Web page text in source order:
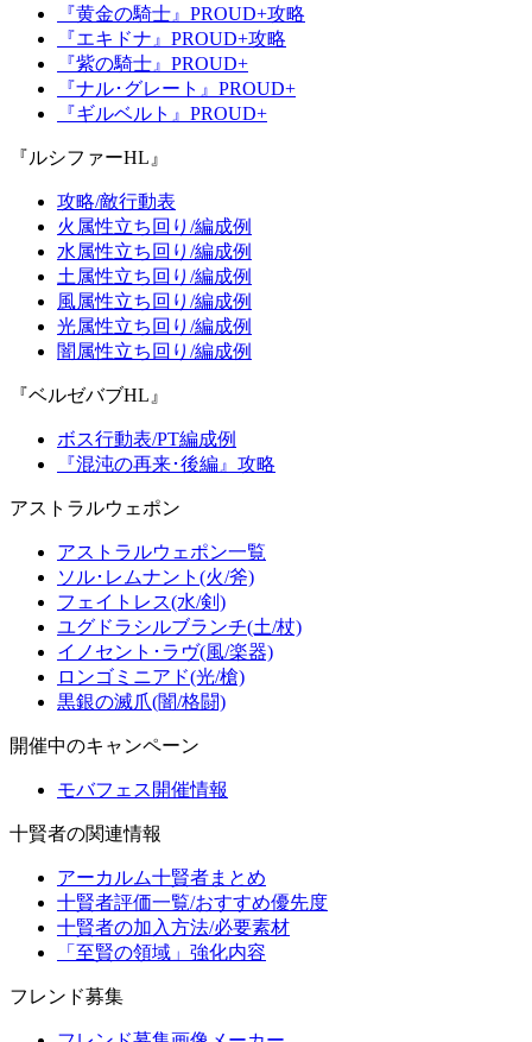
『黄金の騎士』PROUD+攻略
『エキドナ』PROUD+攻略
『紫の騎士』PROUD+
『ナル･グレート』PROUD+
『ギルベルト』PROUD+
『ルシファーHL』
攻略/敵行動表
火属性立ち回り/編成例
水属性立ち回り/編成例
土属性立ち回り/編成例
風属性立ち回り/編成例
光属性立ち回り/編成例
闇属性立ち回り/編成例
『ベルゼバブHL』
ボス行動表/PT編成例
『混沌の再来･後編』攻略
アストラルウェポン
アストラルウェポン一覧
ソル･レムナント(火/斧)
フェイトレス(水/剣)
ユグドラシルブランチ(土/杖)
イノセント･ラヴ(風/楽器)
ロンゴミニアド(光/槍)
黒銀の滅爪(闇/格闘)
開催中のキャンペーン
モバフェス開催情報
十賢者の関連情報
アーカルム十賢者まとめ
十賢者評価一覧/おすすめ優先度
十賢者の加入方法/必要素材
「至賢の領域」強化内容
フレンド募集